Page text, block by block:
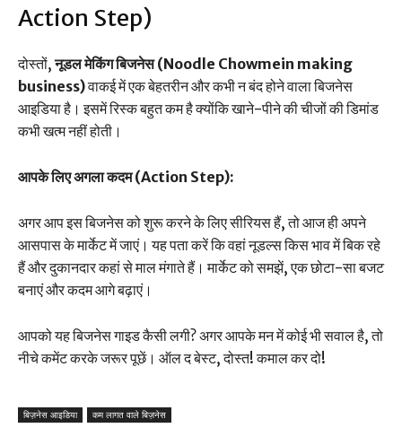
Action Step)
दोस्तों,नूडल मेकिंग बिजनेस (Noodle Chowmein making
business)वाकई में एक बेहतरीन और कभी न बंद होने वाला बिजनेस
आइडिया है। इसमें रिस्क बहुत कम है क्योंकि खाने-पीने की चीजों की डिमांड
कभी खत्म नहीं होती।
आपके लिए अगला कदम (Action Step):
अगर आप इस बिजनेस को शुरू करने के लिए सीरियस हैं, तो आज ही अपने
आसपास के मार्केट में जाएं। यह पता करें कि वहां नूडल्स किस भाव में बिक रहे
हैं और दुकानदार कहां से माल मंगाते हैं। मार्केट को समझें, एक छोटा-सा बजट
बनाएं और कदम आगे बढ़ाएं।
आपको यह बिजनेस गाइड कैसी लगी? अगर आपके मन में कोई भी सवाल है, तो
नीचे कमेंट करके जरूर पूछें। ऑल द बेस्ट, दोस्त! कमाल कर दो!
बिज़नेस आइडिया कम लागत वाले बिज़नेस